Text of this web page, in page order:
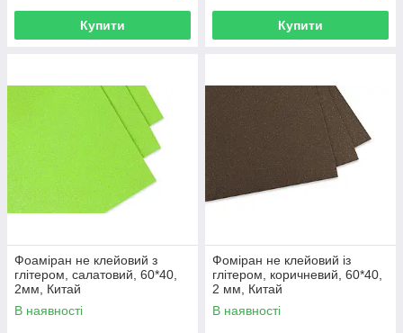
Купити Купити
Фоаміран не клейовий з
глітером, салатовий, 60*40,
2мм, Китай
В наявності
Фоміран не клейовий із
глітером, коричневий, 60*40,
2 мм, Китай
В наявності